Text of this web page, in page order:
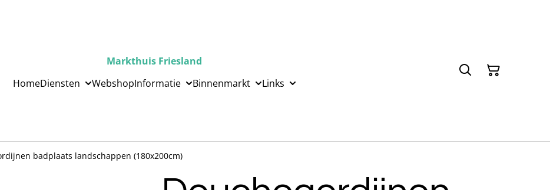
Markthuis Friesland
HomeDiensten WebshopInformatie Binnenmarkt Links
badplaats landschappen (180x200cm)